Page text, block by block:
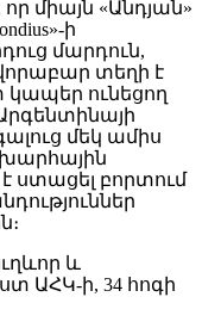
միայն «Անդյան»
ի
մարդուն,
տեղի է
կապեր ունեցող
մեկ ամիս
ստացել բորտում
և
ԱՀԿ-ի, 34 հոգի